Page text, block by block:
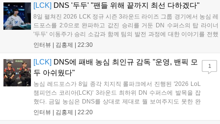
의성도 강화된다. 8월 11일까지 사용 가능한 교환 코드 3종이 제
공되며, 상세 일정은 공식 채널을 통해 확인할 수 있다....
[LCK] DNS '두두' "팬들 위해 끝까지 최선 다하겠다"
8일 펼쳐진 2026 LCK 정규 시즌 3라운드 라이즈 그룹 경기에서 농심 레
드포스를 2:0으로 완파하고 값진 승리를 거둔 DN 수퍼스의 탑 라이너
'두두' 이동주가 승리 소감과 함께 팀의 발전 과정에 대한 이야기를 전했
다. 먼저 오랜만의 2:0 완승에 대해 '두두'는 "진짜 오랜만에 거둔 2:0 승
인터뷰 | 김홍제 22:30
[LCK] DNS에 패배 농심 최인규 감독 "운영, 밴픽 모
두 아쉬웠다"
농심 레드포스가 8일 종각 치지직 롤파크에서 진행된 '2026 LoL
챔피언스 코리아(LCK)' 3라운드 최하위 DN 수퍼스에 발목을 잡
혔다. 금일 농심은 DNS를 상대로 제대로 뭘 보여주지도 못한 완
패를 당하고 말았다. 이하 농심 레드포스 최인규 감독과 '리헨즈'
인터뷰 | 김홍제 22:20
1